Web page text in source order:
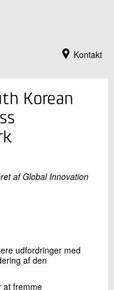
Kontakt
Korean
af Global Innovation
udfordringer med
af den
at fremme